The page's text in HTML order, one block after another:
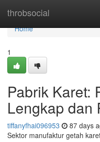
throbsocial
Home
Home
1
Pabrik Karet:
Lengkap dan
tiffanyfhai096953 87 days
Sektor manufaktur getah